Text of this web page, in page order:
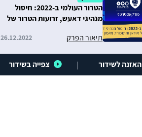
הטרור העולמי ב-2022: חיסול
מנהיגי דאעש, זרועות הטרור של
תיאור הפרק
26.12.2022
האזנה לשידור | צפייה בשידור